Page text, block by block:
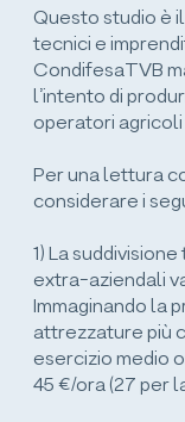
Questo studio è
tecnici e
CondifesaTVB
l’intento di
operatori
Per una lettura
considerare i
1) La
extra-aziendali
Immaginando la
attrezzature più
esercizio medio
45 €/ora (27 per